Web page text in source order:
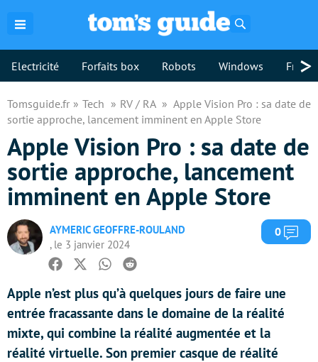
Electricité Forfaits box Robots Windows >
Tomsguide.fr Tech RV / RA
Apple Vision Pro : sa date de
sortie approche, lancement imminent en Apple Store
Apple Vision Pro : sa date de
sortie approche, lancement
imminent en Apple Store
AYMERIC GEOFFRE-ROULAND
, le 3 janvier 2024
0
Facebook
TwitterWhatsapp
Reddit
Apple n’est plus qu’à quelques jours de faire une
entrée fracassante dans le domaine de la réalité
mixte, qui combine la réalité augmentée et la
réalité virtuelle. Son premier casque de réalité